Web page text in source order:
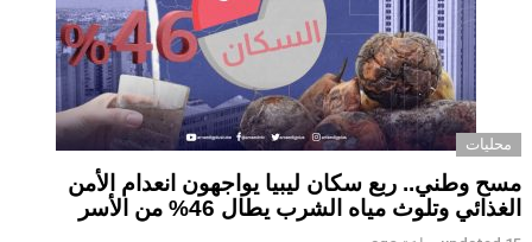
محليات
مسح وطني.. ربع سكان ليبيا يواجهون انعدام الأمن
الغذائي وتلوث مياه الشرب يطال 46% من الأسر